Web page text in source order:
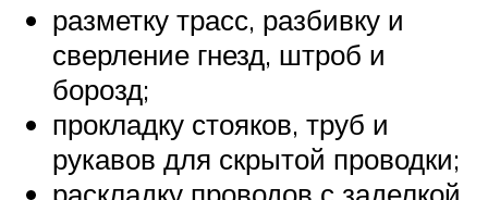
разметку трасс, разбивку и
сверление гнезд, штроб и
борозд;
прокладку стояков, труб и
рукавов для скрытой проводки;